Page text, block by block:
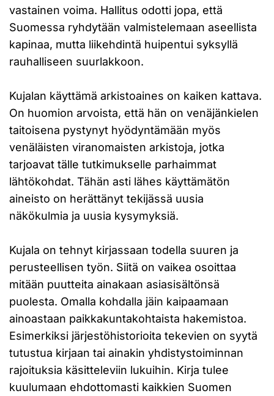
vastainen voima. Hallitus odotti jopa, että
Suomessa ryhdytään valmistelemaan aseellista
kapinaa, mutta liikehdintä huipentui syksyllä
rauhalliseen suurlakkoon.
Kujalan käyttämä arkistoaines on kaiken kattava.
On huomion arvoista, että hän on venäjänkielen
taitoisena pystynyt hyödyntämään myös
venäläisten viranomaisten arkistoja, jotka
tarjoavat tälle tutkimukselle parhaimmat
lähtökohdat. Tähän asti lähes käyttämätön
aineisto on herättänyt tekijässä uusia
näkökulmia ja uusia kysymyksiä.
Kujala on tehnyt kirjassaan todella suuren ja
perusteellisen työn. Siitä on vaikea osoittaa
mitään puutteita ainakaan asiasisältönsä
puolesta. Omalla kohdalla jäin kaipaamaan
ainoastaan paikkakuntakohtaista hakemistoa.
Esimerkiksi järjestöhistorioita tekevien on syytä
tutustua kirjaan tai ainakin yhdistystoiminnan
rajoituksia käsitteleviin lukuihin. Kirja tulee
kuulumaan ehdottomasti kaikkien Suomen